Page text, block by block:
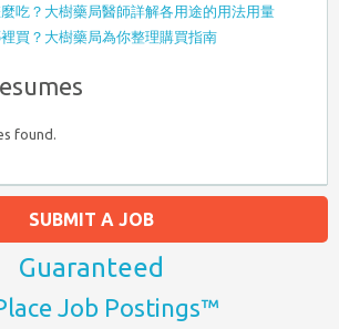
吃？大樹藥局醫師詳解各用途的用法用量
買？大樹藥局為你整理購買指南
found.
SUBMIT A JOB
Guaranteed
Job Postings™